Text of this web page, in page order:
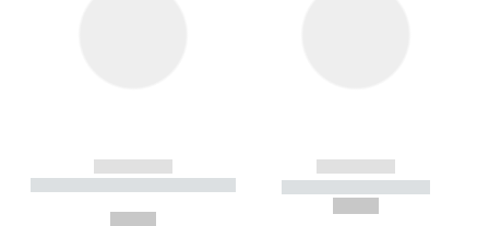
------------
----------- ----------- --------
------------
----------- -----------